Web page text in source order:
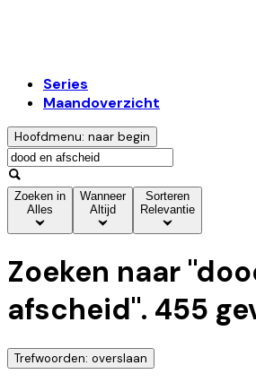
Series
Maandoverzicht
Hoofdmenu: naar begin
Zoeken in
Alles
Wanneer
Altijd
Sorteren
Relevantie
Zoeken naar "
afscheid". 455
Trefwoorden: overslaan